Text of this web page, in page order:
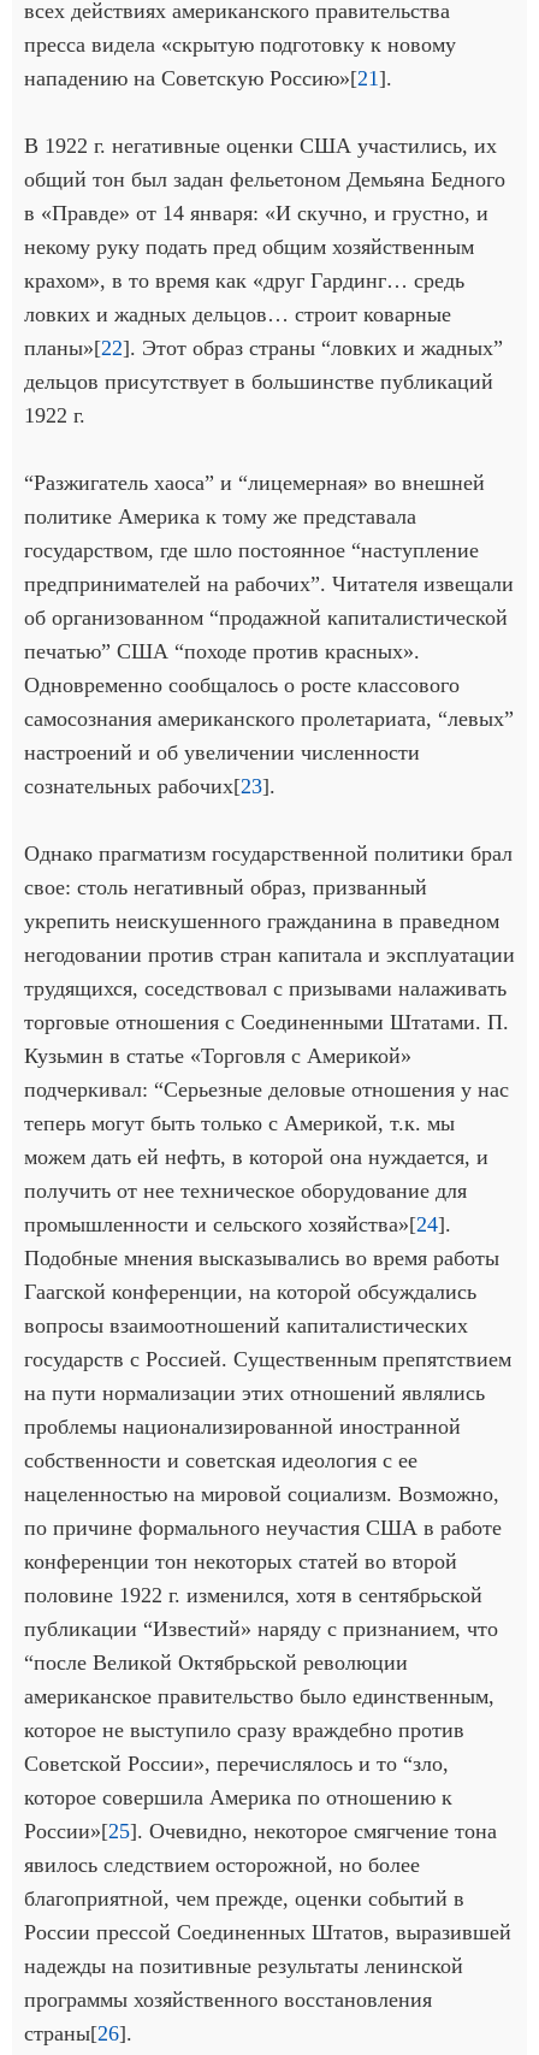
всех действиях американского правительства
пресса видела «скрытую подготовку к новому
нападению на Советскую Россию»[21].
В 1922 г. негативные оценки США участились, их
общий тон был задан фельетоном Демьяна Бедного
в «Правде» от 14 января: «И скучно, и грустно, и
некому руку подать пред общим хозяйственным
крахом», в то время как «друг Гардинг… средь
ловких и жадных дельцов… строит коварные
планы»[22]. Этот образ страны “ловких и жадных”
дельцов присутствует в большинстве публикаций
1922 г.
“Разжигатель хаоса” и “лицемерная» во внешней
политике Америка к тому же представала
государством, где шло постоянное “наступление
предпринимателей на рабочих”. Читателя извещали
об организованном “продажной капиталистической
печатью” США “походе против красных».
Одновременно сообщалось о росте классового
самосознания американского пролетариата, “левых”
настроений и об увеличении численности
сознательных рабочих[23].
Однако прагматизм государственной политики брал
свое: столь негативный образ, призванный
укрепить неискушенного гражданина в праведном
негодовании против стран капитала и эксплуатации
трудящихся, соседствовал с призывами налаживать
торговые отношения с Соединенными Штатами. П.
Кузьмин в статье «Торговля с Америкой»
подчеркивал: “Серьезные деловые отношения у нас
теперь могут быть только с Америкой, т.к. мы
можем дать ей нефть, в которой она нуждается, и
получить от нее техническое оборудование для
промышленности и сельского хозяйства»[24].
Подобные мнения высказывались во время работы
Гаагской конференции, на которой обсуждались
вопросы взаимоотношений капиталистических
государств с Россией. Существенным препятствием
на пути нормализации этих отношений являлись
проблемы национализированной иностранной
собственности и советская идеология с ее
нацеленностью на мировой социализм. Возможно,
по причине формального неучастия США в работе
конференции тон некоторых статей во второй
половине 1922 г. изменился, хотя в сентябрьской
публикации “Известий» наряду с признанием, что
“после Великой Октябрьской революции
американское правительство было единственным,
которое не выступило сразу враждебно против
Советской России», перечислялось и то “зло,
которое совершила Америка по отношению к
России»[25]. Очевидно, некоторое смягчение тона
явилось следствием осторожной, но более
благоприятной, чем прежде, оценки событий в
России прессой Соединенных Штатов, выразившей
надежды на позитивные результаты ленинской
программы хозяйственного восстановления
страны[26].